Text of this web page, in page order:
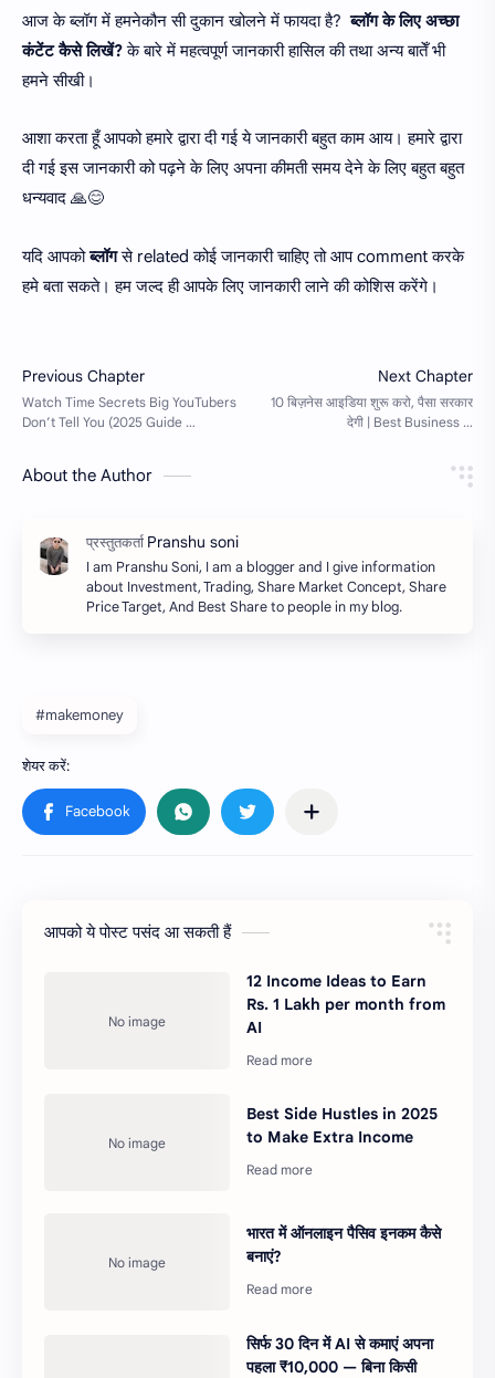
आज के ब्लॉग में हमनेकौन सी दुकान खोलने में फायदा है? ब्लॉग के लिए अच्छा
कंटेंट कैसे लिखें?के बारे में महत्वपूर्ण जानकारी हासिल की तथा अन्य बातेँ भी
हमने सीखी।
आशा करता हूँ आपको हमारे द्वारा दी गई ये जानकारी बहुत काम आय। हमारे द्वारा
दी गई इस जानकारी को पढ़ने के लिए अपना कीमती समय देने के लिए बहुत बहुत
धन्यवाद 🙏😊
यदि आपको ब्लॉगसे related कोई जानकारी चाहिए तो आप comment करके
हमे बता सकते। हम जल्द ही आपके लिए जानकारी लाने की कोशिस करेंगे।
About the Author
I am Pranshu Soni, I am a blogger and I give information
about Investment, Trading, Share Market Concept, Share
Price Target, And Best Share to people in my blog.
#makemoney
आपको ये पोस्ट पसंद आ सकती हैं
12 Income Ideas to Earn
Rs. 1 Lakh per month from
AI
Best Side Hustles in 2025
to Make Extra Income
भारत में ऑनलाइन पैसिव इनकम कैसे
बनाएं?
सिर्फ 30 दिन में AI से कमाएं अपना
पहला ₹10,000 — बिना किसी